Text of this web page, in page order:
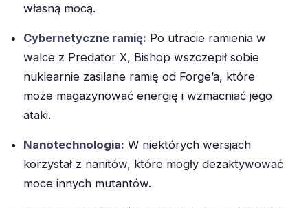
własną mocą.
Cybernetyczne ramię: Po utracie ramienia w
walce z Predator X, Bishop wszczepił sobie
nuklearnie zasilane ramię od Forge’a, które
może magazynować energię i wzmacniać jego
ataki.
Nanotechnologia: W niektórych wersjach
korzystał z nanitów, które mogły dezaktywować
moce innych mutantów.